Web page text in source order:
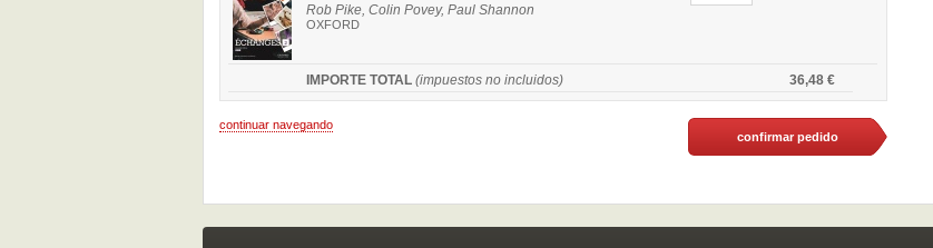
Rob Pike, Colin Povey, Paul Shannon
OXFORD
IMPORTE TOTAL (impuestos no incluidos) 36,48 €
continuar navegando
confirmar pedido